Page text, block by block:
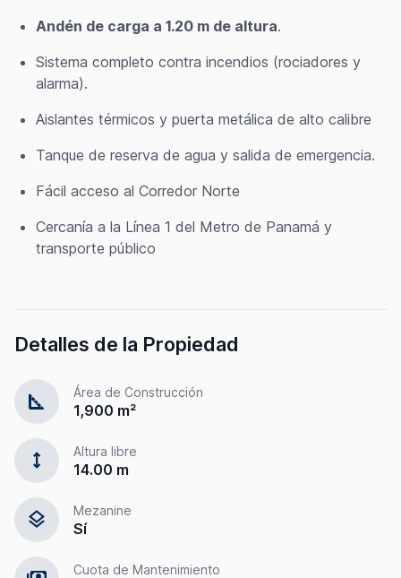
Andén de carga a 1.20 m de altura.
Sistema completo contra incendios (rociadores y
alarma).
Aislantes térmicos y puerta metálica de alto calibre
Tanque de reserva de agua y salida de emergencia.
Fácil acceso al Corredor Norte
Cercanía a la Línea 1 del Metro de Panamá y
transporte público
Detalles de la Propiedad
square_foot Área de Construcción
1,900 m²
height Altura libre
14.00 m
layers Mezanine
Sí
Cuota de Mantenimiento